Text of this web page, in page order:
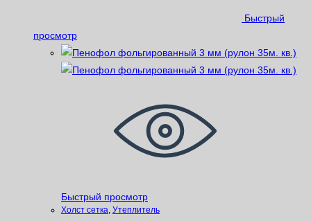
Быстрый
просмотр
Быстрый просмотр
Xолст сетка, Утеплитель